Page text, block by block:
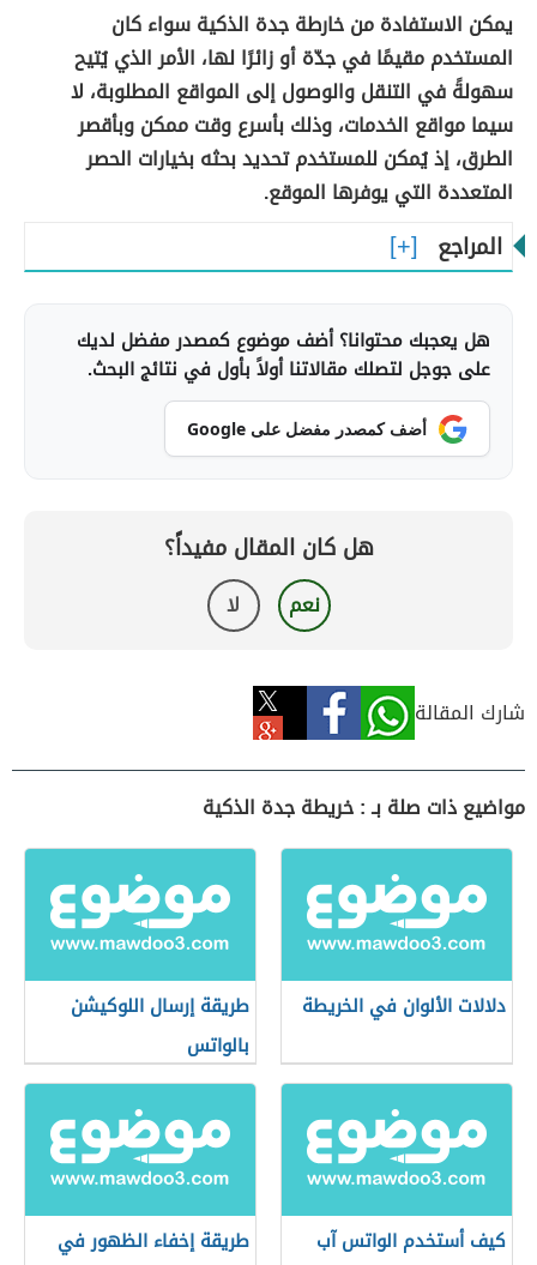
يمكن الاستفادة من خارطة جدة الذكية سواء كان
المستخدم مقيمًا في جدّة أو زائرًا لها، الأمر الذي يُتيح
سهولةً في التنقل والوصول إلى المواقع المطلوبة، لا
سيما مواقع الخدمات، وذلك بأسرع وقت ممكن وبأقصر
الطرق، إذ يُمكن للمستخدم تحديد بحثه بخيارات الحصر
المتعددة التي يوفرها الموقع.
المراجع
هل يعجبك محتوانا؟ أضف موضوع كمصدر مفضل لديك
على جوجل لتصلك مقالاتنا أولاً بأول في نتائج البحث.
أضف كمصدر مفضل على Google
هل كان المقال مفيداً؟
نعم لا
شارك المقالة
مواضيع ذات صلة بـ : خريطة جدة الذكية
دلالات الألوان في الخريطة
طريقة إرسال اللوكيشن
بالواتس
كيف أستخدم الواتس آب
طريقة إخفاء الظهور في